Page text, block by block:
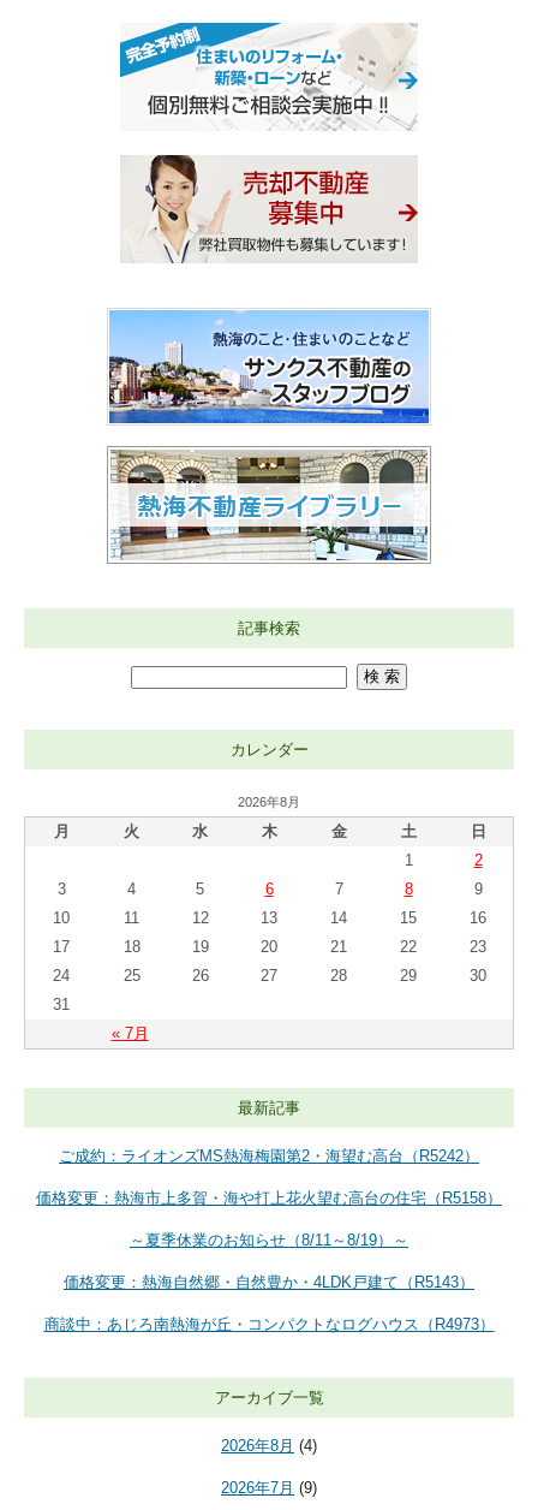
記事検索
カレンダー
2026年8月
月 火 水 木 金 土 日
« 7月
1
2
3
4 5 6 7 8
9
10
11 12 13 14 15
16
17
18 19 20 21 22
23
24
25 26 27 28 29
30
31
最新記事
ご成約：ライオンズMS熱海梅園第2・海望む高台（R5242）
価格変更：熱海市上多賀・海や打上花火望む高台の住宅（R5158）
～夏季休業のお知らせ（8/11～8/19）～
価格変更：熱海自然郷・自然豊か・4LDK戸建て（R5143）
商談中：あじろ南熱海が丘・コンパクトなログハウス（R4973）
アーカイブ一覧
2026年8月 (4)
2026年7月 (9)